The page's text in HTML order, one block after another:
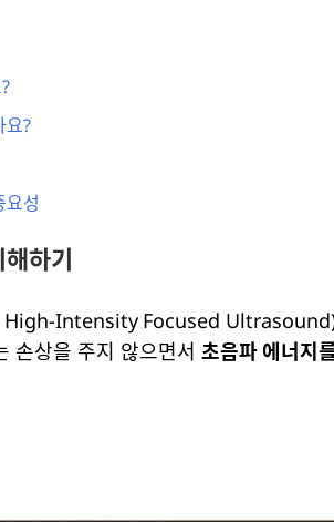
요?
요성
하기
High-Intensity Focused
손상을 주지 않으면서 초음파 에너지